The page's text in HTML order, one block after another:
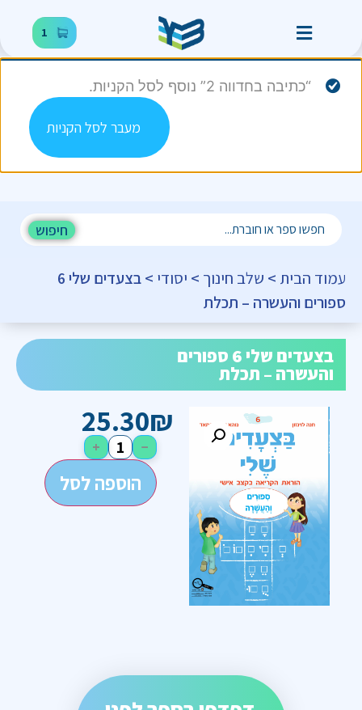
1
“כתיבה בחדווה 2” נוסף לסל הקניות.
מעבר לסל הקניות
חיפוש
עמוד הבית > שלב חינוך > יסודי
> בצעדים שלי 6
ספורים והעשרה – תכלת
בצעדים שלי 6 ספורים
והעשרה – תכלת
25.30₪
−
+
הוספה לסל